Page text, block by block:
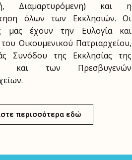
Διαμαρτυρόμενη) και η
όλων των Εκκλησιών. Οι
μας έχουν την Ευλογία και
Οικουμενικού Πατριαρχείου,
Συνόδου της Εκκλησίας της
και των Πρεσβυγενών
περισσότερα εδώ